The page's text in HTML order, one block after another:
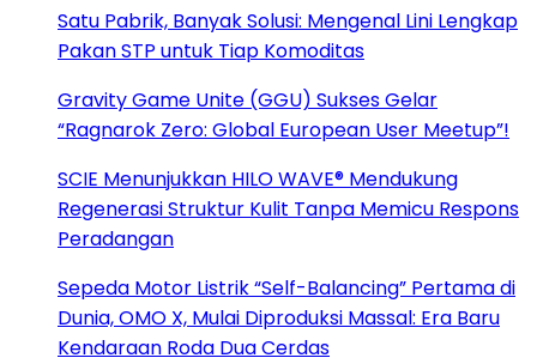
Satu Pabrik, Banyak Solusi: Mengenal Lini Lengkap
Pakan STP untuk Tiap Komoditas
Gravity Game Unite (GGU) Sukses Gelar
“Ragnarok Zero: Global European User Meetup”!
SCIE Menunjukkan HILO WAVE® Mendukung
Regenerasi Struktur Kulit Tanpa Memicu Respons
Peradangan
Sepeda Motor Listrik “Self-Balancing” Pertama di
Dunia, OMO X, Mulai Diproduksi Massal: Era Baru
Kendaraan Roda Dua Cerdas